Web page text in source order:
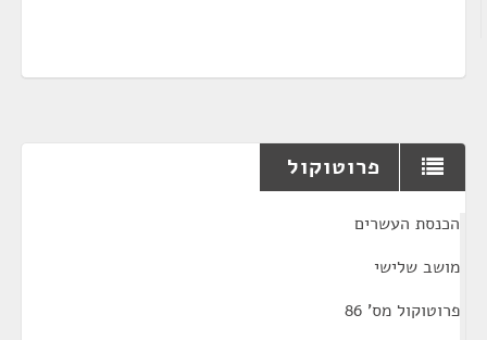
פרוטוקול
הכנסת העשרים
מושב שלישי
פרוטוקול מס' 86